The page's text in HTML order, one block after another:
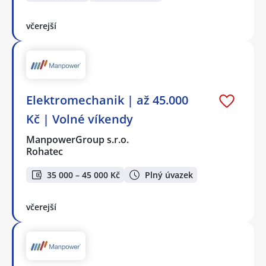
včerejší
Elektromechanik | až 45.000
Kč | Volné víkendy
ManpowerGroup s.r.o.
Rohatec
35 000 – 45 000 Kč Plný úvazek
včerejší